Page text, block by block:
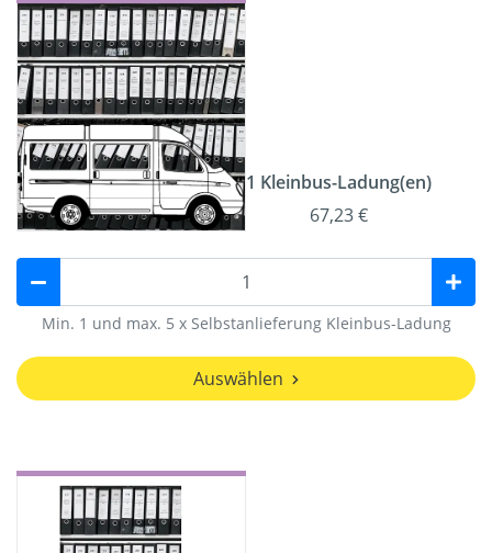
1 Kleinbus-Ladung(en)
67,23 €
Min. 1 und max. 5 x Selbstanlieferung Kleinbus-Ladung
Auswählen